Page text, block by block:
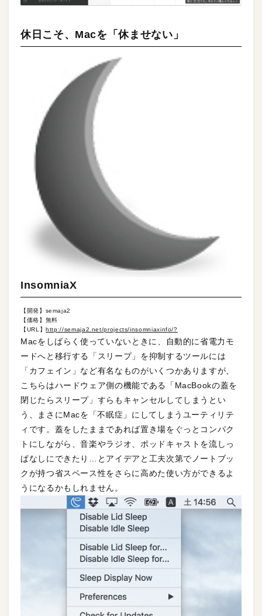
休日こそ、Macを「休ませない」
InsomniaX
【開発】semaja2
【価格】無料
【URL】http://semaja2.net/projects/insomniaxinfo/?
Macをしばらく使っていないときに、自動的に省電力モ
ードへと移行する「スリープ」を抑制するツールには
「カフェイン」など有名なものがいくつかありますが、
こちらはハードウェア側の機能である「MacBookの蓋を
閉じたらスリープ」すらもキャンセルしてしまうとい
う、まさにMacを「不眠症」にしてしまうユーティリテ
ィです。蓋をしたままであれば置き場をぐっとコンパク
トにしながら、音楽やラジオ、ポッドキャストを流しっ
ぱなしにできたり…とアイデアと工夫次第でノートブッ
クが持つ省スペース性をさらに高めた使い方ができるよ
うになるかもしれません。